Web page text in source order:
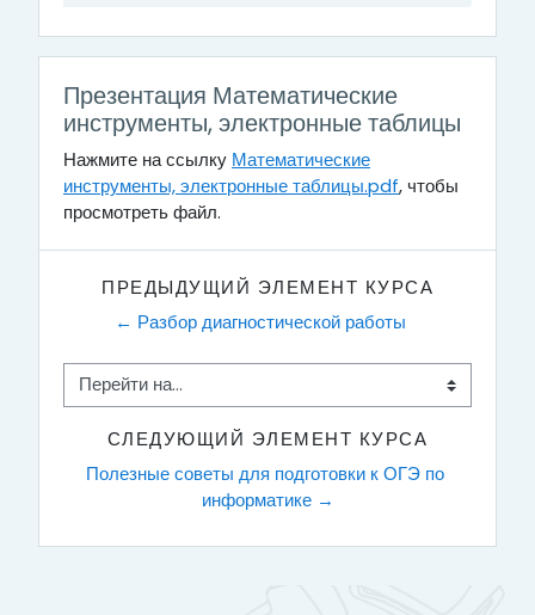
Презентация Математические
инструменты, электронные таблицы
Нажмите на ссылку Математические
инструменты, электронные таблицы.pdf, чтобы
просмотреть файл.
ПРЕДЫДУЩИЙ ЭЛЕМЕНТ КУРСА
← Разбор диагностической работы
Перейти на...
СЛЕДУЮЩИЙ ЭЛЕМЕНТ КУРСА
Полезные советы для подготовки к ОГЭ по
информатике →